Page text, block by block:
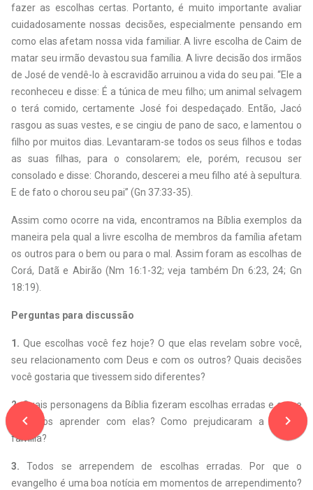
navigate_before
fazer as escolhas certas. Portanto, é muito importante avaliar
cuidadosamente nossas decisões, especialmente pensando em
como elas afetam nossa vida familiar. A livre escolha de Caim de
matar seu irmão devastou sua família. A livre decisão dos irmãos
de José de vendê-lo à escravidão arruinou a vida do seu pai. “Ele a
reconheceu e disse: É a túnica de meu filho; um animal selvagem
o terá comido, certamente José foi despedaçado. Então, Jacó
rasgou as suas vestes, e se cingiu de pano de saco, e lamentou o
filho por muitos dias. Levantaram-se todos os seus filhos e todas
as suas filhas, para o consolarem; ele, porém, recusou ser
consolado e disse: Chorando, descerei a meu filho até à sepultura.
E de fato o chorou seu pai” (Gn 37:33-35).
Assim como ocorre na vida, encontramos na Bíblia exemplos da
maneira pela qual a livre escolha de membros da família afetam
os outros para o bem ou para o mal. Assim foram as escolhas de
Corá, Datã e Abirão (Nm 16:1-32; veja também Dn 6:23, 24; Gn
18:19).
Perguntas para discussão
1. Que escolhas você fez hoje? O que elas revelam sobre você,
seu relacionamento com Deus e com os outros? Quais decisões
você gostaria que tivessem sido diferentes?
2.Quais personagens da Bíblia fizeram escolhas erradas e o que
podemos aprender com elas? Como prejudicaram a própria
família?
3. Todos se arrependem de escolhas erradas. Por que o
evangelho é uma boa notícia em momentos de arrependimento?
navigate_next